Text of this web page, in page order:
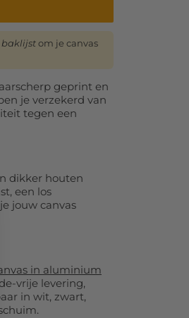
baklijstom je canvas
geprint en
je verzekerd van
tegen een
dikker houten
een los
jouw canvas
in aluminium
vrije levering,
in wit, zwart,